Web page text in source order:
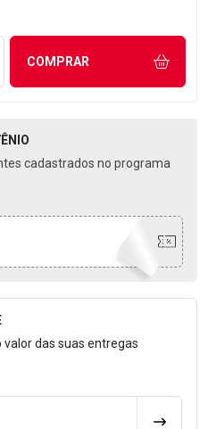
UMA UNIDADE
COMPRAR
cadastrados no programa
o Frete
valor das suas entregas